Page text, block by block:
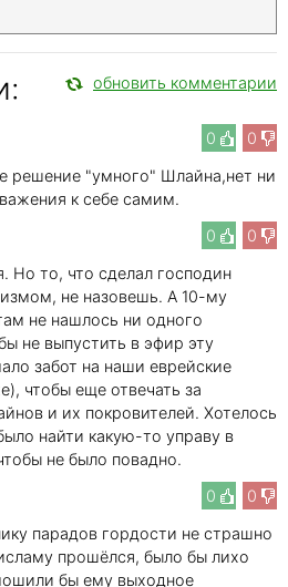
обновить комментарии
0 0
решение "умного" Шлайна,нет ни
к себе самим.
0
0
Но то, что сделал господин
не назовешь. А 10-му
не нашлось ни одного
не выпустить в эфир эту
забот на наши еврейские
чтобы еще отвечать за
и их покровителей. Хотелось
найти какую-то управу в
не было повадно.
0
0
парадов гордости не страшно
прошёлся, было бы лихо
бы ему выходное